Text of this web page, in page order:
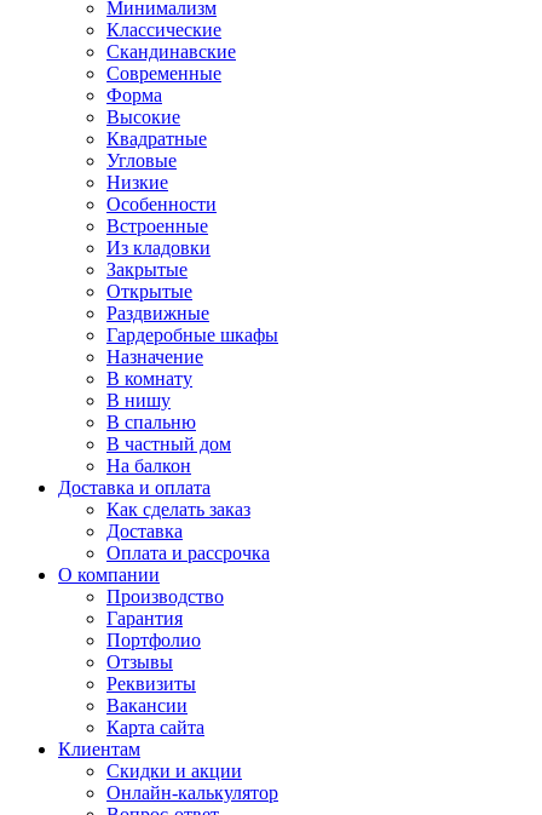
Минимализм
Классические
Скандинавские
Современные
Форма
Высокие
Квадратные
Угловые
Низкие
Особенности
Встроенные
Из кладовки
Закрытые
Открытые
Раздвижные
Гардеробные шкафы
Назначение
В комнату
В нишу
В спальню
В частный дом
На балкон
Доставка и оплата
Как сделать заказ
Доставка
Оплата и рассрочка
О компании
Производство
Гарантия
Портфолио
Отзывы
Реквизиты
Вакансии
Карта сайта
Клиентам
Скидки и акции
Онлайн-калькулятор